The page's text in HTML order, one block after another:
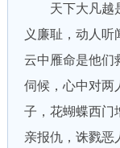
天下大凡越是
义廉耻，动人听
云中雁命是他们
伺候，心中对两
子，花蝴蝶西门
亲报仇，诛戮恶